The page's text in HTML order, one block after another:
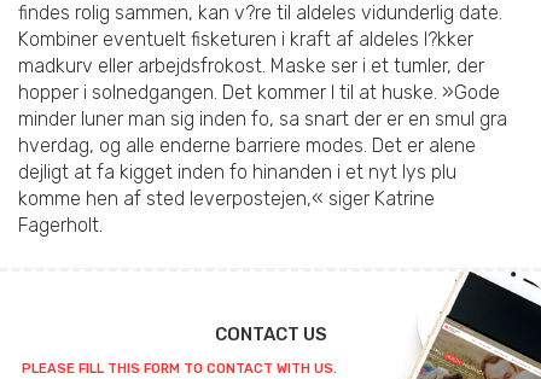
findes rolig sammen, kan v?re til aldeles vidunderlig date.
Kombiner eventuelt fisketuren i kraft af aldeles l?kker
madkurv eller arbejdsfrokost. Maske ser i et tumler, der
hopper i solnedgangen. Det kommer I til at huske. »Gode
minder luner man sig inden fo, sa snart der er en smul gra
hverdag, og alle enderne barriere modes. Det er alene
dejligt at fa kigget inden fo hinanden i et nyt lys plu
komme hen af sted leverpostejen,« siger Katrine
Fagerholt.
CONTACT US
PLEASE FILL THIS FORM TO CONTACT WITH US.